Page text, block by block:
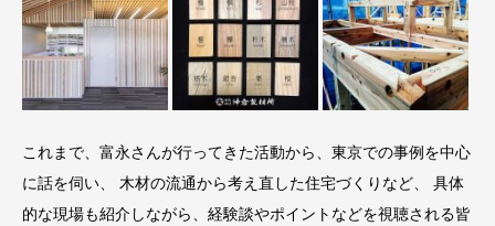
これまで、富永さんが行ってきた活動から、東京での事例を中心
に話を伺い、 木材の流通から考え直した住宅づくりなど、 具体
的な現場も紹介しながら、経験談やポイントなどを視聴される皆